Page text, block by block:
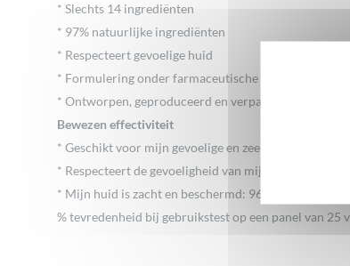
* Slechts 14 ingrediënten
* 97% natuurlijke ingrediënten
* Respecteert gevoelige huid
* Formulering onder farmaceutische controle,
* Ontworpen, geproduceerd en verpakt in Frankrijk
Bewezen effectiviteit
* Geschikt voor mijn gevoelige en zeer droge huid:
* Respecteert de gevoeligheid van mijn huid: 96%
* Mijn huid is zacht en beschermd: 96%
% tevredenheid bij gebruikstest op een panel van 25